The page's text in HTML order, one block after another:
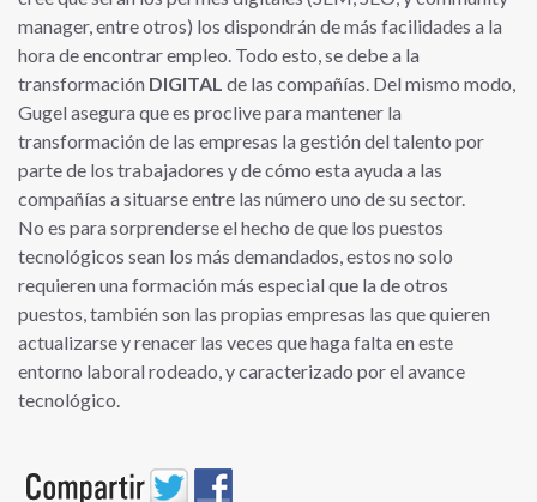
manager, entre otros) los dispondrán de más facilidades a la
hora de encontrar empleo. Todo esto, se debe a la
transformación DIGITAL de las compañías. Del mismo modo,
Gugel asegura que es proclive para mantener la
transformación de las empresas la gestión del talento por
parte de los trabajadores y de cómo esta ayuda a las
compañías a situarse entre las número uno de su sector.
No es para sorprenderse el hecho de que los puestos
tecnológicos sean los más demandados, estos no solo
requieren una formación más especial que la de otros
puestos, también son las propias empresas las que quieren
actualizarse y renacer las veces que haga falta en este
entorno laboral rodeado, y caracterizado por el avance
tecnológico.